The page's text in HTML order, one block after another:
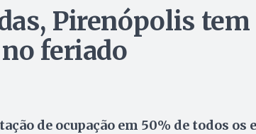
Pirenópolis
feriado
de ocupação em 50% de todos os